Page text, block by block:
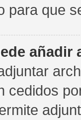
para que
cedidos